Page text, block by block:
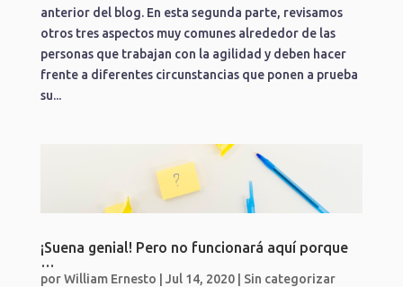
anterior del blog. En esta segunda parte, revisamos
otros tres aspectos muy comunes alrededor de las
personas que trabajan con la agilidad y deben hacer
frente a diferentes circunstancias que ponen a prueba
su...
¡Suena genial! Pero no funcionará aquí porque
…
porWilliam Ernesto Jul 14, 2020| Sin categorizar